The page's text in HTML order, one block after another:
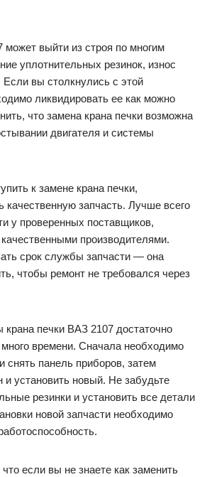
может выйти из строя по многим
уплотнительных резинок, износ
Если вы столкнулись с этой
ликвидировать ее как можно
что замена крана печки возможна
двигателя и системы
к замене крана печки,
качественную запчасть. Лучше всего
у проверенных поставщиков,
производителями.
срок службы запчасти — она
чтобы ремонт не требовался через
печки ВАЗ 2107 достаточно
много времени. Сначала необходимо
снять панель приборов, затем
и установить новый. Не забудьте
резинки и установить все детали
новой запчасти необходимо
если вы не знаете как заменить